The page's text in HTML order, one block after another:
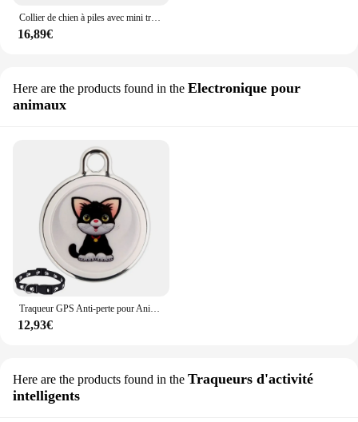
Collier de chien à piles avec mini traqueur GPS, suivi des animaux, mouvement SACCollar, iOS, petits, moyens et grands chiens
16,89€
Here are the products found in the Electronique pour
animaux
Traqueur GPS Anti-perte pour Animaux de Compagnie, Compatible Bluetooth, Portable Intelligent, Localisateur Étanche, Suivi en Temps Réel, Collier pour Chien et Chat, Dispositif de Recherche
12,93€
Here are the products found in the Traqueurs d'activité
intelligents